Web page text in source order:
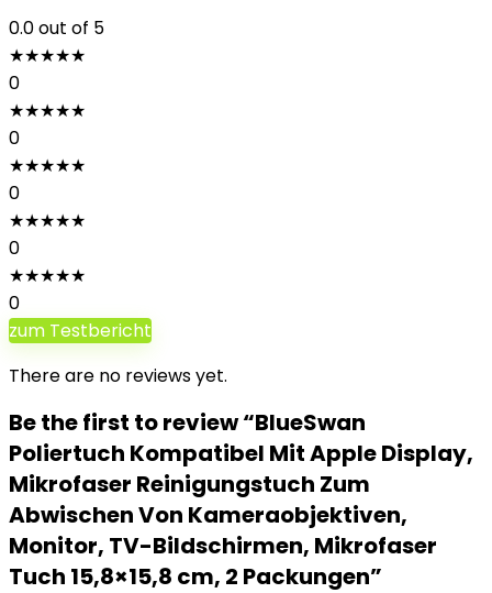
0.0out of 5
★★★★★
0
★★★★★
0
★★★★★
0
★★★★★
0
★★★★★
0
zum Testbericht
There are no reviews yet.
Be the first to review “BlueSwan
Poliertuch Kompatibel Mit Apple Display,
Mikrofaser Reinigungstuch Zum
Abwischen Von Kameraobjektiven,
Monitor, TV-Bildschirmen, Mikrofaser
Tuch 15,8×15,8 cm, 2 Packungen”